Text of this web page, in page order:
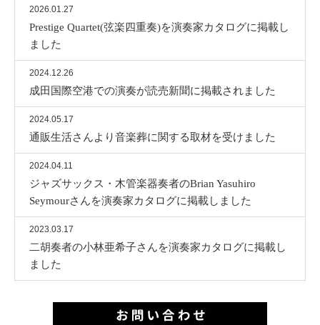
2026.01.27
Prestige Quartet(弦楽四重奏)を演奏家カタログに掲載し
ました
2024.12.26
成田国際空港での演奏が読売新聞に掲載されました
2024.05.17
通販生活さんより音楽葬に関する取材を受けました
2024.04.11
ジャズサックス・木管楽器奏者のBrian Yasuhiro
Seymourさんを演奏家カタログに掲載しました
2023.03.17
二胡奏者の小林亜希子さんを演奏家カタログに掲載し
ました